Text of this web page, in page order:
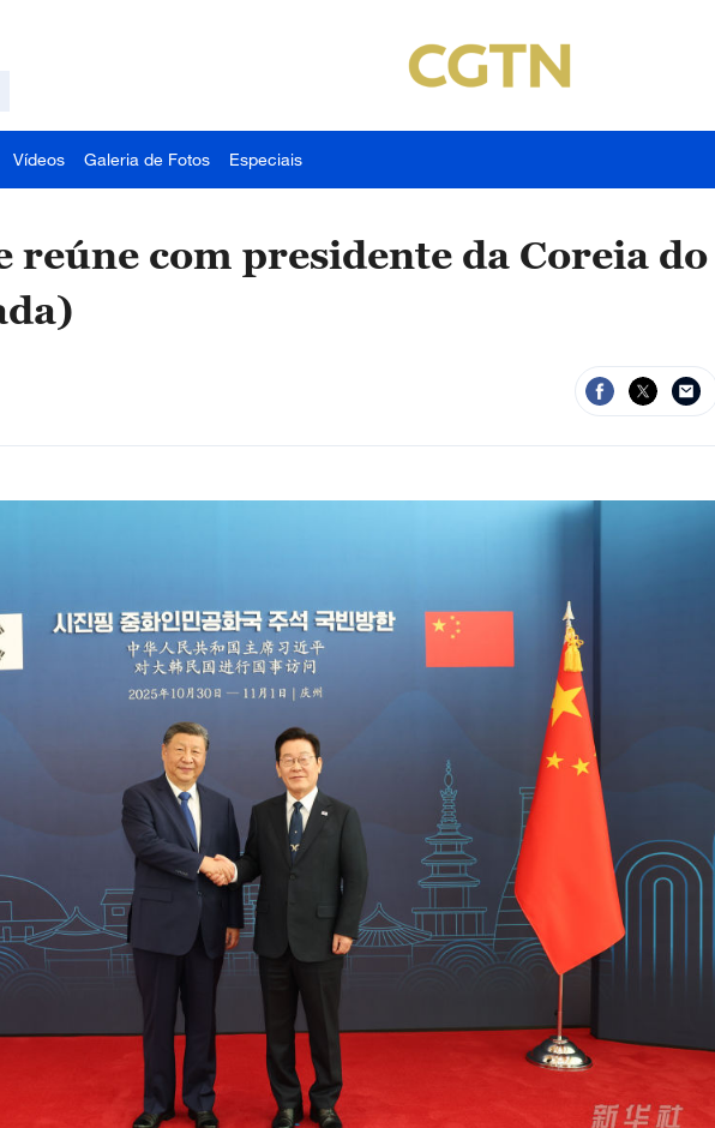
Vídeos Galeria de Fotos Especiais
reúne com presidente da Coreia do